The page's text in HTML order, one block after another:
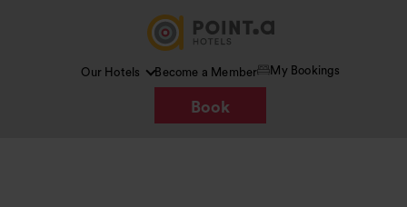
Our Hotels Become a Member My Bookings
Book